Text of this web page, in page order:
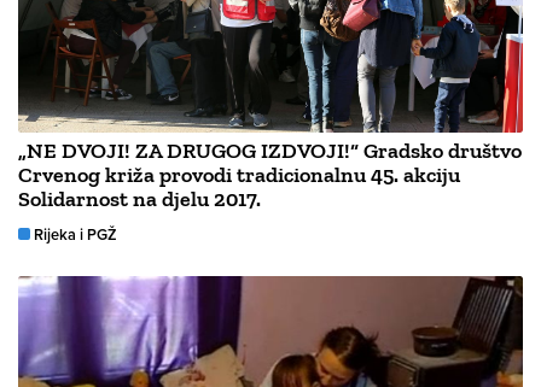
„NE DVOJI! ZA DRUGOG IZDVOJI!“ Gradsko društvo
Crvenog križa provodi tradicionalnu 45. akciju
Solidarnost na djelu 2017.
Rijeka i PGŽ